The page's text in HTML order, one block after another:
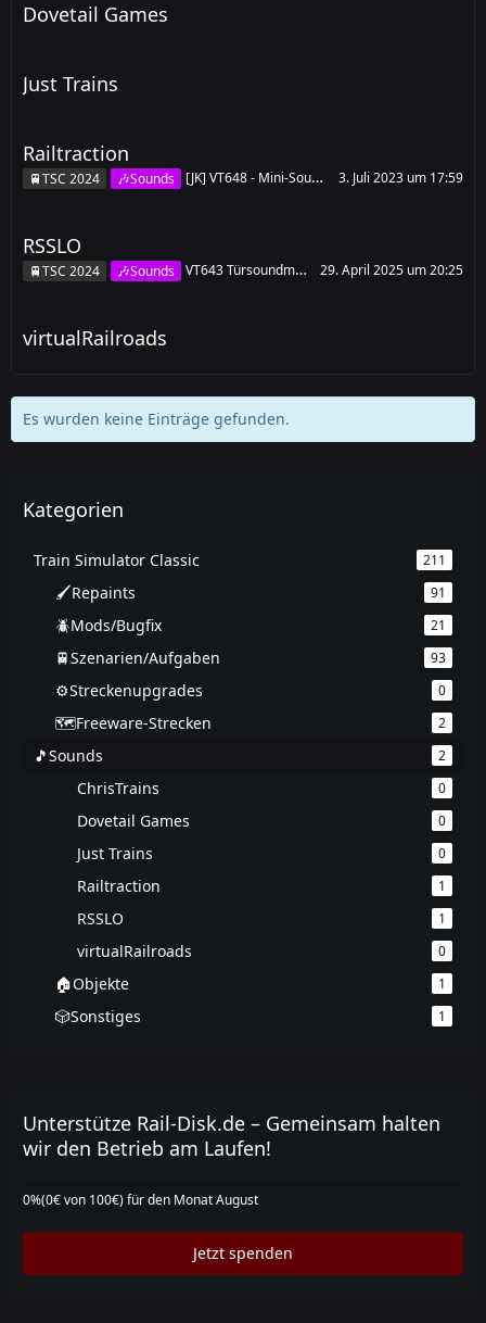
Dovetail Games
Just Trains
Railtraction
🚆TSC 2024 🎶Sounds [JK] VT648 - Mini-Soundupdate (Makro) 3. Juli 2023 um 17:59
RSSLO
🚆TSC 2024 🎶Sounds VT643 Türsoundmodifikation 29. April 2025 um 20:25
virtualRailroads
Es wurden keine Einträge gefunden.
Kategorien
Train Simulator Classic 211
🖌️Repaints 91
🪲Mods/Bugfix 21
🚆Szenarien/Aufgaben 93
⚙️Streckenupgrades 0
🗺️Freeware-Strecken 2
🎵Sounds 2
ChrisTrains 0
Dovetail Games 0
Just Trains 0
Railtraction 1
RSSLO 1
virtualRailroads 0
🏠Objekte 1
🎲Sonstiges 1
Unterstütze Rail-Disk.de – Gemeinsam halten
wir den Betrieb am Laufen!
0
0%(0€ von 100€) für den Monat August
Jetzt spenden